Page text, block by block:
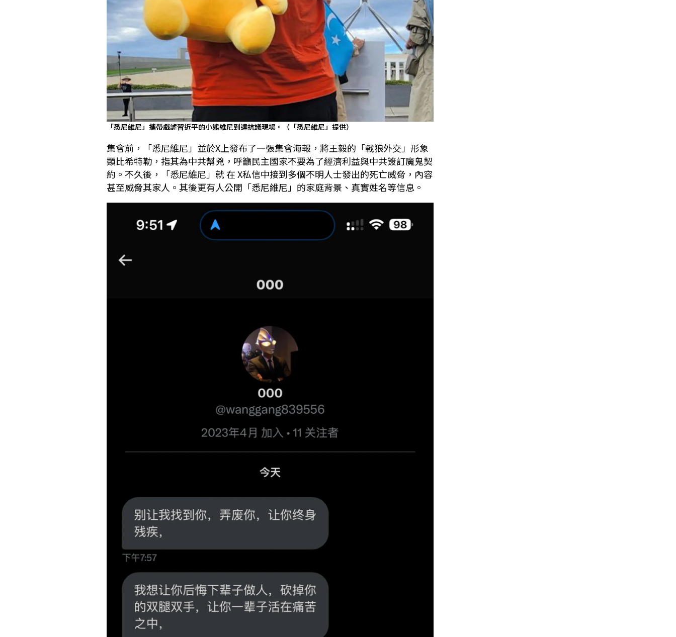
「悉尼維尼」攜帶戲謔習近平的小熊維尼到達抗議現場。（「悉尼維尼」提供）
集會前，「悉尼維尼」並於X上發布了一張集會海報，將王毅的「戰狼外交」形象
類比希特勒，指其為中共幫兇，呼籲民主國家不要為了經濟利益與中共簽訂魔鬼契
約。不久後，「悉尼維尼」就 在 X私信中接到多個不明人士發出的死亡威脅，內容
甚至威脅其家人。其後更有人公開「悉尼維尼」的家庭背景、真實姓名等信息。